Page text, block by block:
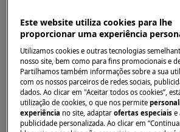
Solução
Antes de qualquer operação de
desligue o aparelho e retire a ficha
Sempre tome cuidado ao mover os
os aparelhos pesados são
para movê-los.
Este website utiliza cookies para lhe
proporcionar uma experiência
Utilizamos cookies e outras tecnologias
nosso site, bem como para fins promocionais e
Partilhamos também informações sobre a sua
com os nossos parceiros de redes sociais,
dados. Ao clicar em "Aceitar todos os cookies”,
utilização de cookies, o que nos permite
experiência no site, adaptarofertas especiaise
publicidade personalizada. Ao clicar em